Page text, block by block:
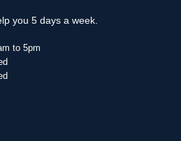
you 5 days a week.
to 5pm